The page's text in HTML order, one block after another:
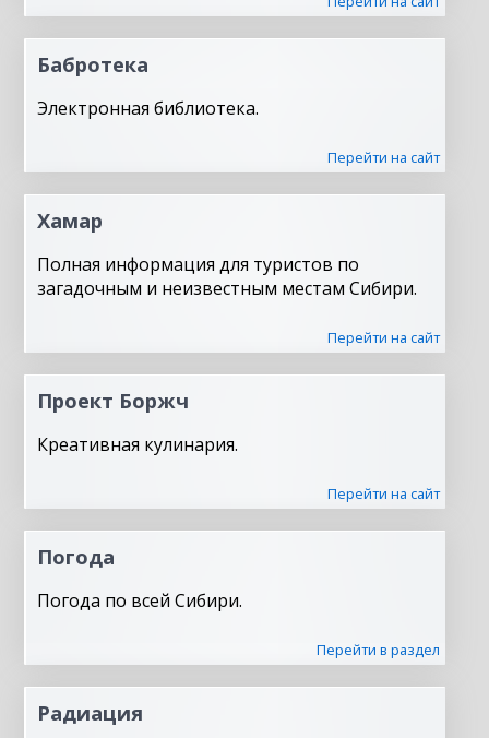
Бабротека
Электронная библиотека.
Перейти на сайт
Хамар
Полная информация для туристов по
загадочным и неизвестным местам Сибири.
Перейти на сайт
Проект Боржч
Креативная кулинария.
Перейти на сайт
Погода
Погода по всей Сибири.
Перейти в раздел
Радиация